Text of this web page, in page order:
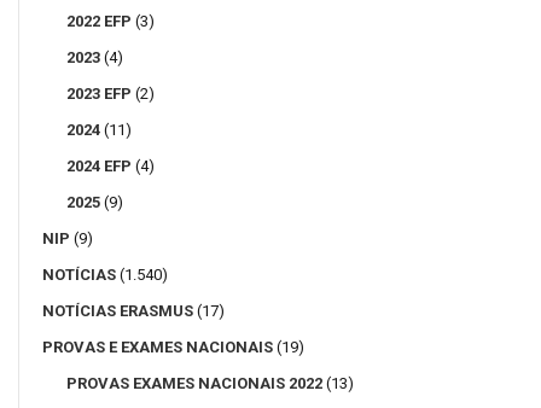
2022 EFP (3)
2023 (4)
2023 EFP (2)
2024 (11)
2024 EFP (4)
2025 (9)
NIP (9)
NOTÍCIAS (1.540)
NOTÍCIAS ERASMUS (17)
PROVAS E EXAMES NACIONAIS (19)
PROVAS EXAMES NACIONAIS 2022 (13)